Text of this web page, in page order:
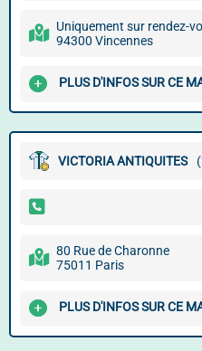
Uniquement sur rendez-
94300 Vincennes
PLUS D'INFOS SUR CE
VICTORIA ANTIQUITES
80 Rue de Charonne
75011 Paris
PLUS D'INFOS SUR CE